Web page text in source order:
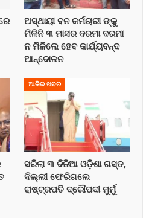
ଅସ୍ଥାୟୀ ବନ କର୍ମଚାରୀ ଙ୍କୁ
ମିଳିନି ୩ ମାସର ଦରମା ଦରମା
ନ ମିଳିଲେ ହେବ କାର୍ଯ୍ୟବନ୍ଦ
ଆନ୍ଦୋଳନ
ଆଜିର ଖବର
ସରିଲା ୩ ଦିନିଆ ଓଡ଼ିଶା ଗସ୍ତ,
ଦିଲ୍ଲୀ ଫେରିଗଲେ
ରାଷ୍ଟ୍ରପତି ଦ୍ରୌପଦୀ ମୁର୍ମୁ